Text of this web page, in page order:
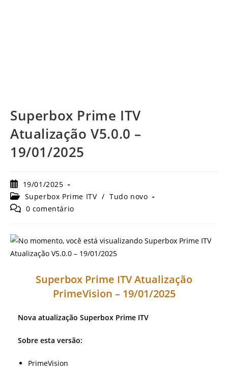
Superbox Prime ITV
Atualização V5.0.0 –
19/01/2025
Post
publicado:
19/01/2025
Categoria
do
post:
Superbox Prime ITV / Tudo novo
Comentários
0 comentário
Superbox Prime ITV Atualização
PrimeVision – 19/01/2025
Nova atualização Superbox Prime ITV
Sobre esta versão:
PrimeVision